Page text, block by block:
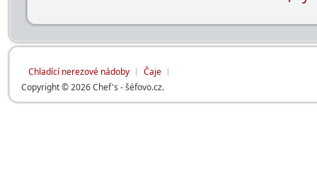
Chladící nerezové nádoby
Čaje
Copyright © 2026 Chef's - šéfovo.cz.